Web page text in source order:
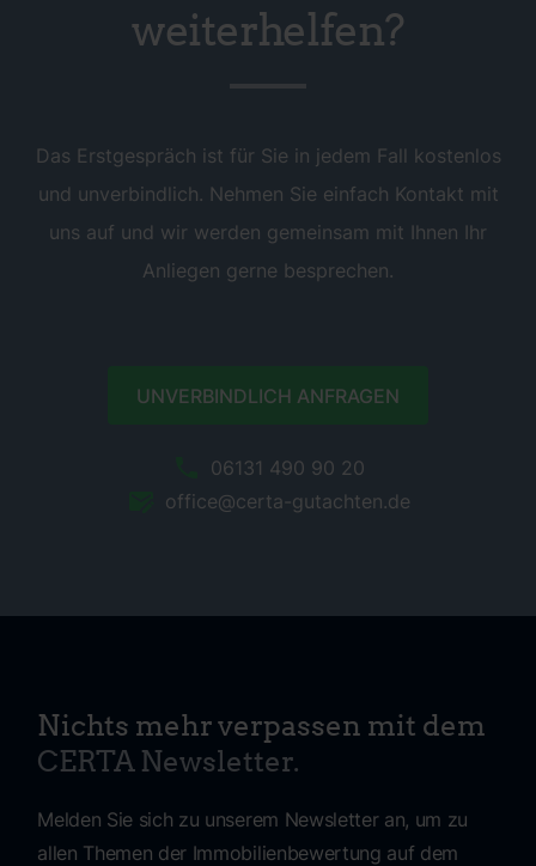
weiterhelfen?
Das Erstgespräch ist für Sie in jedem Fall kostenlos
und unverbindlich. Nehmen Sie einfach Kontakt mit
uns auf und wir werden gemeinsam mit Ihnen Ihr
Anliegen gerne besprechen.
UNVERBINDLICH ANFRAGEN
06131 490 90 20
office@certa-gutachten.de
Nichts mehr verpassen mit dem
CERTA Newsletter.
Melden Sie sich zu unserem Newsletter an, um zu
allen Themen der Immobilienbewertung auf dem